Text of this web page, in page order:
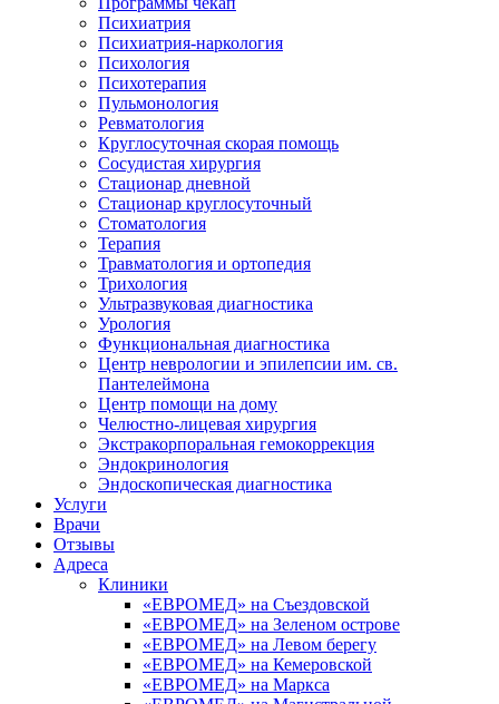
Психиатрия
Психиатрия-наркология
Психология
Психотерапия
Пульмонология
Ревматология
Круглосуточная скорая помощь
Сосудистая хирургия
Стационар дневной
Стационар круглосуточный
Стоматология
Терапия
Травматология и ортопедия
Трихология
Ультразвуковая диагностика
Урология
Функциональная диагностика
Центр неврологии и эпилепсии им. св.
Пантелеймона
Центр помощи на дому
Челюстно-лицевая хирургия
Экстракорпоральная гемокоррекция
Эндокринология
Эндоскопическая диагностика
Услуги
Врачи
Отзывы
Адреса
Клиники
«ЕВРОМЕД» на Съездовской
«ЕВРОМЕД» на Зеленом острове
«ЕВРОМЕД» на Левом берегу
«ЕВРОМЕД» на Кемеровской
«ЕВРОМЕД» на Маркса